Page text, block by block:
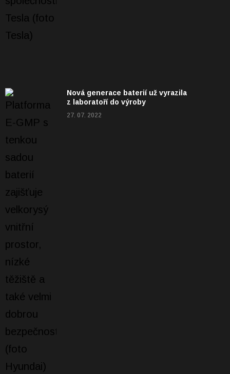
Nová generace baterií už vyrazila
z laboratoří do výroby
27. 07. 2022